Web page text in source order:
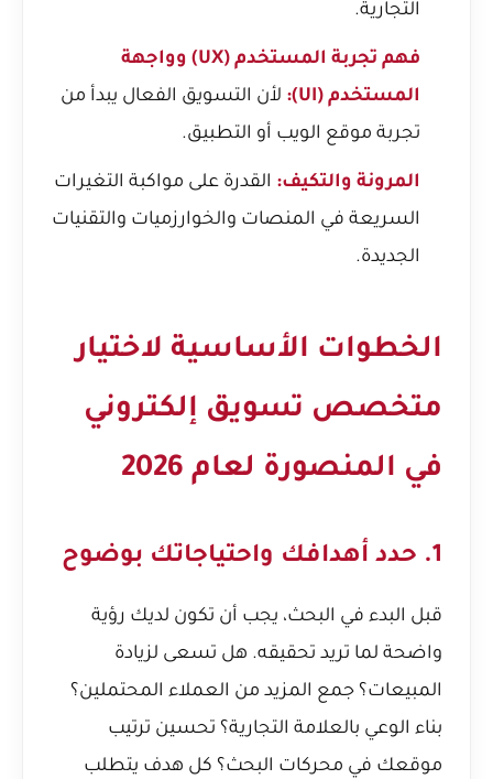
التجارية.
فهم تجربة المستخدم (UX) وواجهة
المستخدم (UI):
لأن التسويق الفعال يبدأ من
تجربة موقع الويب أو التطبيق.
المرونة والتكيف: القدرة على مواكبة التغيرات
السريعة في المنصات والخوارزميات والتقنيات
الجديدة.
الخطوات الأساسية لاختيار
متخصص تسويق إلكتروني
في المنصورة لعام 2026
1. حدد أهدافك واحتياجاتك بوضوح
قبل البدء في البحث، يجب أن تكون لديك رؤية
واضحة لما تريد تحقيقه. هل تسعى لزيادة
المبيعات؟ جمع المزيد من العملاء المحتملين؟
بناء الوعي بالعلامة التجارية؟ تحسين ترتيب
موقعك في محركات البحث؟ كل هدف يتطلب